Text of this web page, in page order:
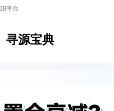
平台
寻源宝典